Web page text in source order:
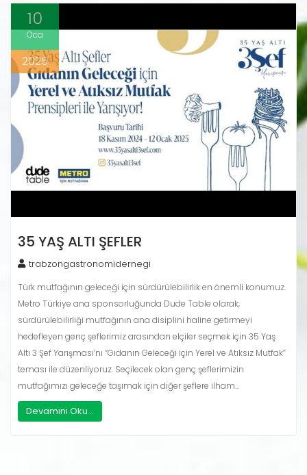
10
Oca
2025
35 YAŞ ALTI ŞEFLER
trabzongastronomidernegi
Türk mutfağının geleceği için sürdürülebilirlik en önemli konumuz.
Metro Türkiye ana sponsorluğunda Dude Table olarak,
sürdürülebilirliği mutfağının ana disiplini haline getirmeyi
hedefleyen genç şeflerimiz arasından elçiler seçmek için 35 Yaş
Altı 3 Şef Yarışması’nı “Gıdanın Geleceği için Yerel ve Atıksız Mutfak”
teması ile düzenliyoruz. Seçilecek olan genç şeflerimizin
mutfağımızı geleceğe taşımak için diğer şeflere ilham…
Devamını Oku...